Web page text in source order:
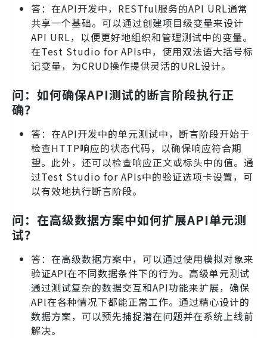
答：在API开发中，RESTful服务的API URL通常
共享一个基础。可以通过创建项目级变量来设计
API URL，以便更好地组织和管理测试中的变量。
在Test Studio for APIs中，使用双法语大括号标
记变量，为CRUD操作提供灵活的URL设计。
问：如何确保API测试的断言阶段执行正
确？
答：在API开发中的单元测试中，断言阶段开始于
检查HTTP响应的状态代码，以确保响应符合期
望。此外，还可以检查响应正文或标头中的值。通
过Test Studio for APIs中的验证选项卡设置，可
以有效地执行断言阶段。
问：在高级数据方案中如何扩展API单元测
试？
答：在高级数据方案中，可以通过使用模拟对象来
验证API在不同数据条件下的行为。高级单元测试
通过测试复杂的数据交互和API功能来扩展，确保
API在各种情况下都能正常工作。通过精心设计的
数据方案，可以预先捕捉潜在问题并在系统上线前
解决。